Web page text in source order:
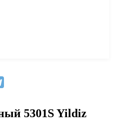
5301S Yildiz